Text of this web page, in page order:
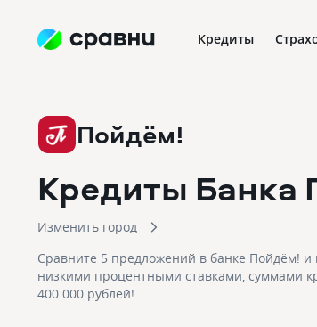
Кредиты
Пойдём!
Кредиты Банка
Изменить город
Сравните 5 предложений в банке Пойдём!
низкими процентными ставками, суммами
400 000 рублей!